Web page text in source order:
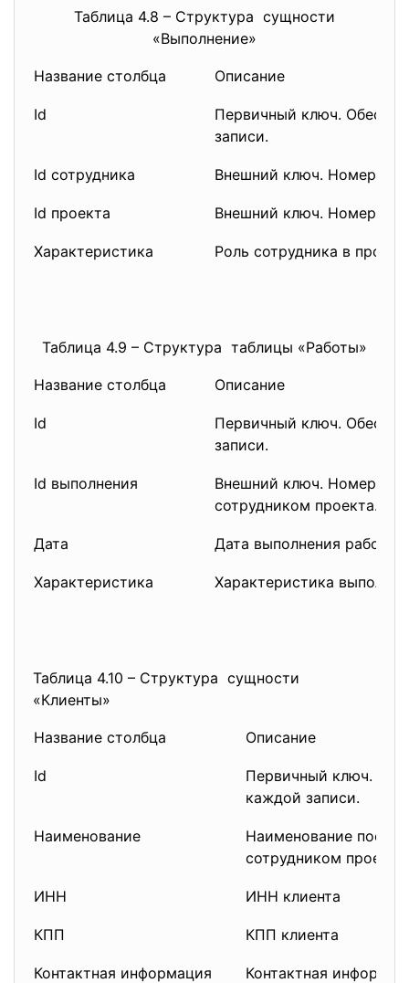
Таблица 4.8 – Структура сущности
«Выполнение»
Название столбца Описание
Id
Первичный ключ.
записи.
Id сотрудника Внешний ключ. Номер
Id проекта Внешний ключ. Номер
Характеристика Роль сотрудника в
Таблица 4.9 – Структура таблицы «Работы»
Название столбца Описание
Id
Первичный ключ.
записи.
Id выполнения
Внешний ключ. Номер
сотрудником проекта.
Дата Дата выполнения работы
Характеристика Характеристика
Таблица 4.10 – Структура сущности
«Клиенты»
Название столбца Описание
Id
Первичный ключ.
каждой записи.
Наименование
Наименование
сотрудником проекта.
ИНН ИНН клиента
КПП КПП клиента
Контактная информация Контактная